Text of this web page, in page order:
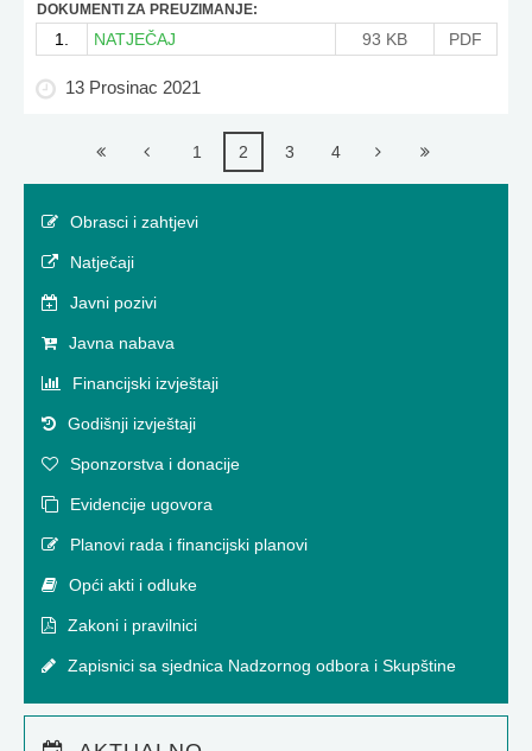
DOKUMENTI ZA PREUZIMANJE:
1. NATJEČAJ 93 KB PDF
13 Prosinac 2021
1 2 3 4
Obrasci i zahtjevi
Natječaji
Javni pozivi
Javna nabava
Financijski izvještaji
Godišnji izvještaji
Sponzorstva i donacije
Evidencije ugovora
Planovi rada i financijski planovi
Opći akti i odluke
Zakoni i pravilnici
Zapisnici sa sjednica Nadzornog odbora i Skupštine